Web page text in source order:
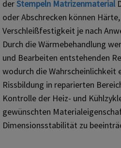
derStempeln Matrizenmaterial
oder Abschrecken können
Verschleißfestigkeit je nach
Durch die Wärmebehandlung
und Bearbeiten entstehenden
wodurch die Wahrscheinlichkeit
Rissbildung in reparierten
Kontrolle der Heiz- und
gewünschten
Dimensionsstabilität zu